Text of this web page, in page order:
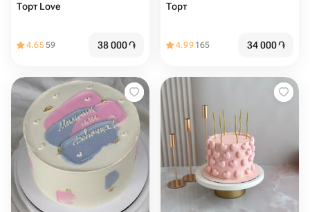
Торт Love ️️
4.6559 38 000֏
Торт ️️️
4.99 165 34 000֏